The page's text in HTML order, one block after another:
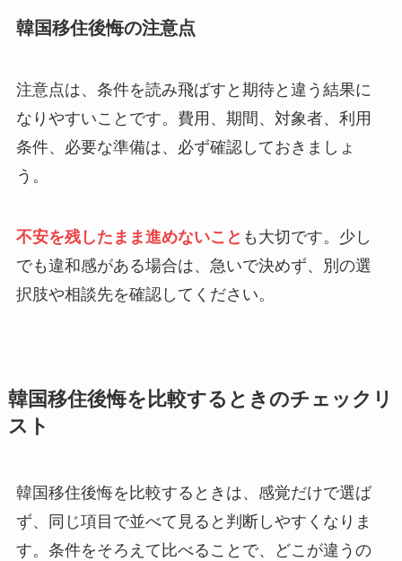
韓国移住後悔の注意点
注意点は、条件を読み飛ばすと期待と違う結果に
なりやすいことです。費用、期間、対象者、利用
条件、必要な準備は、必ず確認しておきましょ
う。
不安を残したまま進めないこと も大切です。少し
でも違和感がある場合は、急いで決めず、別の選
択肢や相談先を確認してください。
韓国移住後悔を比較するときのチェックリ
スト
韓国移住後悔を比較するときは、感覚だけで選ば
ず、同じ項目で並べて見ると判断しやすくなりま
す。条件をそろえて比べることで、どこが違うの